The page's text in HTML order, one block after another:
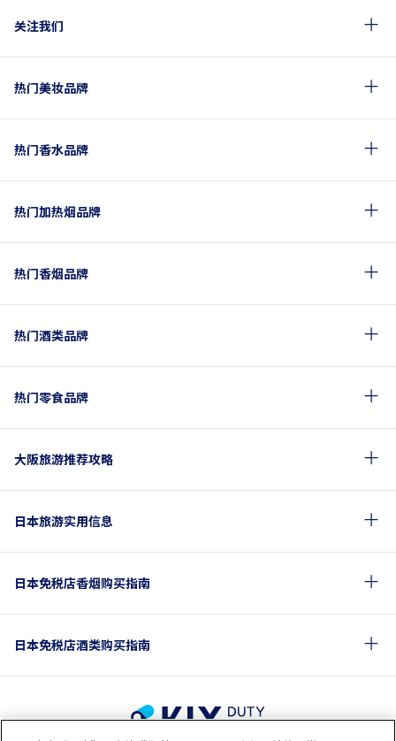
关注我们
热门美妆品牌
热门香水品牌
热门加热烟品牌
热门香烟品牌
热门酒类品牌
热门零食品牌
大阪旅游推荐攻略
日本旅游实用信息
日本免税店香烟购买指南
日本免税店酒类购买指南